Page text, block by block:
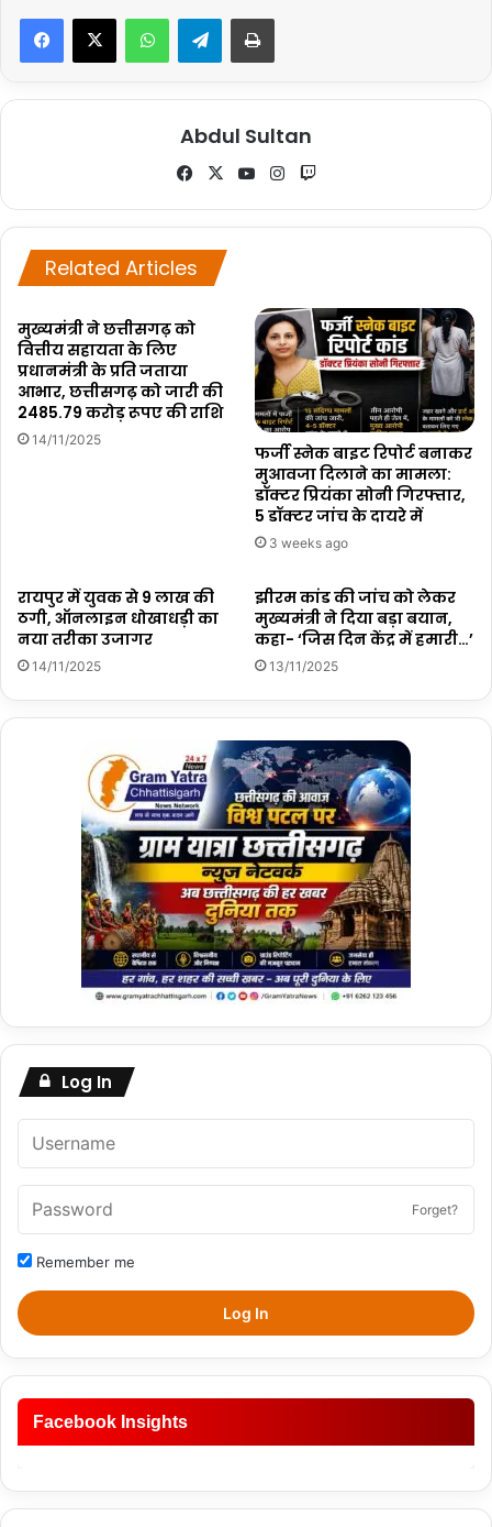
Telegram
Abdul Sultan
Fa
bo
ok
X
Yo
ub
Ins
ra
h
Related Articles
मुख्यमंत्री ने छत्तीसगढ़ को
वित्तीय सहायता के लिए
प्रधानमंत्री के प्रति जताया
आभार, छत्तीसगढ़ को जारी की
2485.79 करोड़ रूपए की राशि
14/11/2025
फर्जी स्नेक बाइट रिपोर्ट बनाकर
मुआवजा दिलाने का मामला:
डॉक्टर प्रियंका सोनी गिरफ्तार,
5 डॉक्टर जांच के दायरे में
3 weeks ago
रायपुर में युवक से 9 लाख की
ठगी, ऑनलाइन धोखाधड़ी का
नया तरीका उजागर
14/11/2025
झीरम कांड की जांच को लेकर
मुख्यमंत्री ने दिया बड़ा बयान,
कहा- ‘जिस दिन केंद्र में हमारी…’
13/11/2025
Log In
Forget?
Remember me
Log In
Facebook Insights